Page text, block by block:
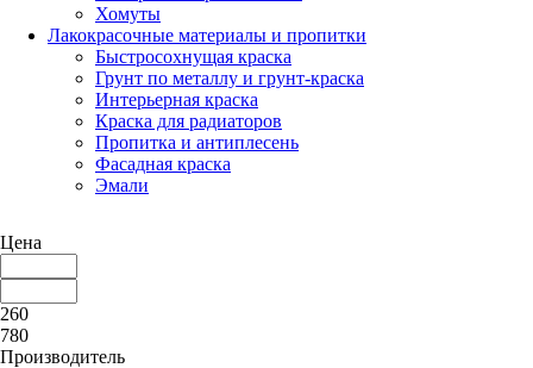
Хомуты
Лакокрасочные материалы и пропитки
Быстросохнущая краска
Грунт по металлу и грунт-краска
Интерьерная краска
Краска для радиаторов
Пропитка и антиплесень
Фасадная краска
Эмали
Цена
260
780
Производитель